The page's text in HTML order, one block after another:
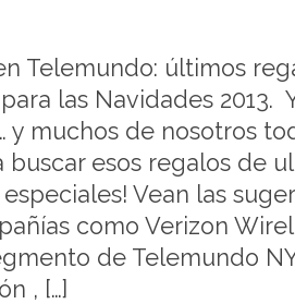
Telemundo: últimos
las Navidades 2013.
y muchos de nosotros
buscar esos regalos de
Vean las
como Verizon
de Telemundo
, […]